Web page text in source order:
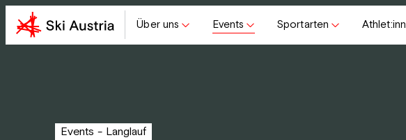
Über uns Events Sportarten
Events Langlauf